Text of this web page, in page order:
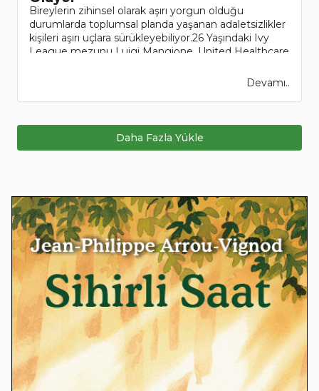
Bireylerin zihinsel olarak aşırı yorgun olduğu
durumlarda toplumsal planda yaşanan adaletsizlikler
kişileri aşırı uçlara sürükleyebiliyor.26 Yaşındaki Ivy
League mezunu Luigi Mangione, United Healthcare
Devamı..
Daha Fazla Yükle